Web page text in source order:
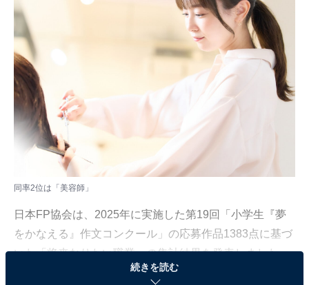
同率2位は「美容師」
日本FP協会は、2025年に実施した第19回「小学生『夢
をかなえる』作文コンクール」の応募作品1383点に基づ
いた「将来なりたい職業」の集計結果を発表しました。
今回は、そのうちの女子小学生697人の集計結果をラン
続きを読む